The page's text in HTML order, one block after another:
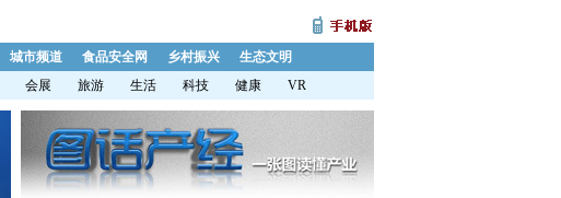
城市频道 食品安全网 乡村振兴
生态文明
会展 旅游 生活 科技 健康 VR